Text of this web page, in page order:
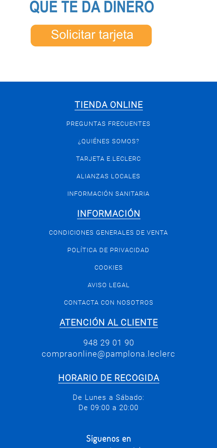
TIENDA ONLINE
PREGUNTAS FRECUENTES
¿QUIÉNES SOMOS?
TARJETA E.LECLERC
ALIANZAS LOCALES
INFORMACIÓN SANITARIA
INFORMACIÓN
CONDICIONES GENERALES DE VENTA
POLÍTICA DE PRIVACIDAD
COOKIES
AVISO LEGAL
CONTACTA CON NOSOTROS
ATENCIÓN AL CLIENTE
948 29 01 90
compraonline@pamplona.leclerc
HORARIO DE RECOGIDA
De Lunes a Sábado:
De 09:00 a 20:00
Síguenos en